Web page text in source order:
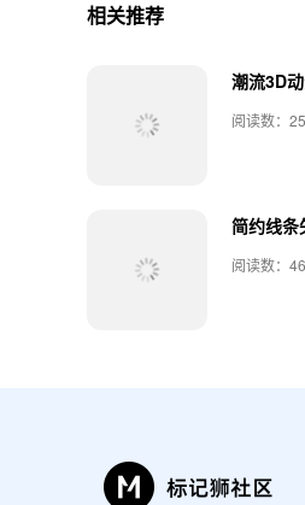
相关推荐
潮流3D
阅读数：
简约线条
阅读数：